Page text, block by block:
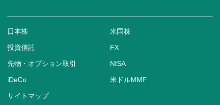
日本株 米国株
投資信託 FX
先物・オプション取引 NISA
iDeCo 米ドルMMF
サイトマップ